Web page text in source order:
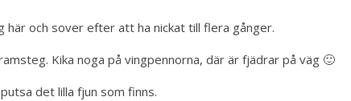
här och sover efter att ha nickat till flera gånger.
Kika noga på vingpennorna, där är fjädrar på väg 🙂
det lilla fjun som finns.